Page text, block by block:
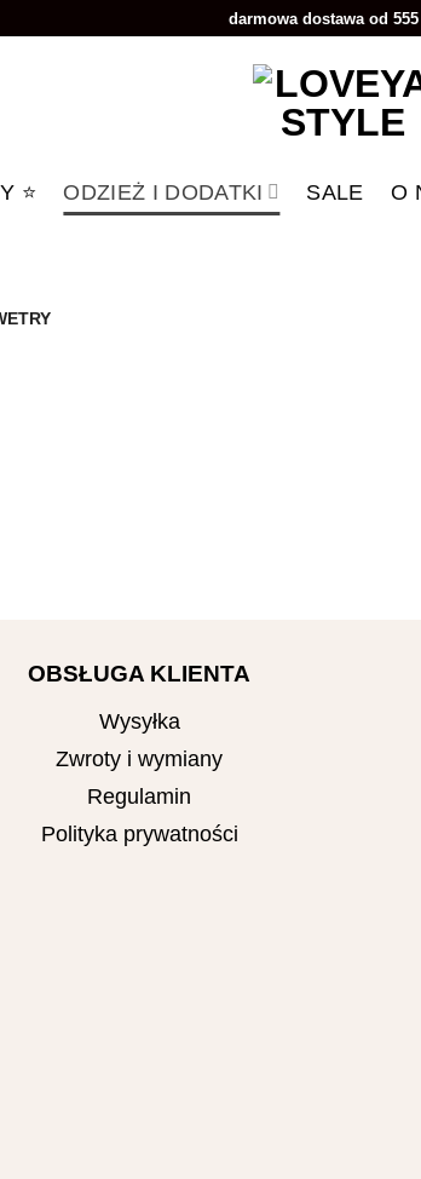
darmowa dostawa od 555
⭐️ ODZIEŻ I DODATKI SALE O
OBSŁUGA KLIENTA
Wysyłka
Zwroty i wymiany
Regulamin
Polityka prywatności